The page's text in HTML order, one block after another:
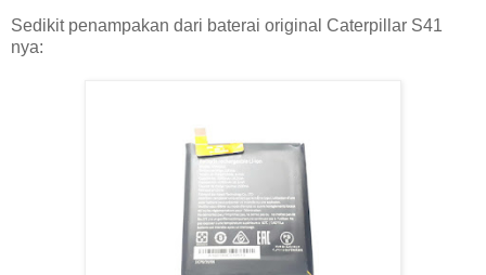
Sedikit penampakan dari baterai original Caterpillar S41
nya: